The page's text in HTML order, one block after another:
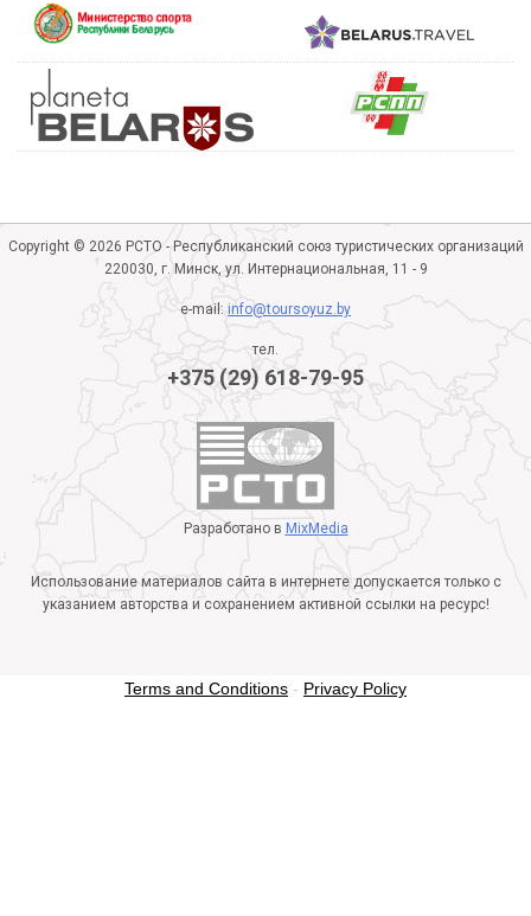
Copyright © 2026 РСТО - Республиканский союз туристических организаций
220030, г. Минск, ул. Интернациональная, 11 - 9
e-mail:info@toursoyuz.by
тел.
+375 (29) 618-79-95
Разработано в MixMedia
Использование материалов сайта в интернете допускается только с
указанием авторства и сохранением активной ссылки на ресурс!
Terms and Conditions - Privacy Policy